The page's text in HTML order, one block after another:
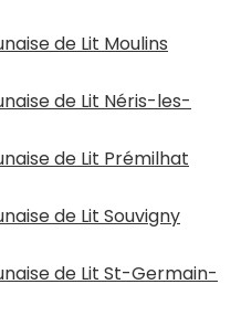
de Lit Moulins
de Lit Néris-les-
de Lit Prémilhat
de Lit Souvigny
de Lit St-Germain-